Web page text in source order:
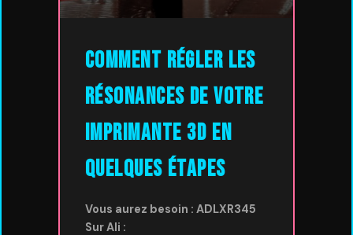
Comment régler les
résonances de votre
imprimante 3D en
quelques étapes
Vous aurez besoin : ADLXR345
Sur Ali :